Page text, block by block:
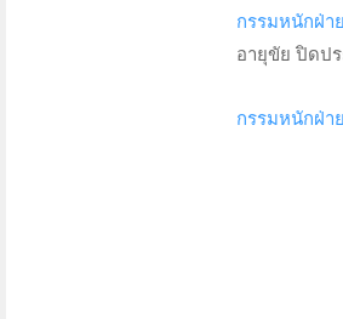
กรรมหนักฝ่า
อายุขัย ปิดป
กรรมหนักฝ่า